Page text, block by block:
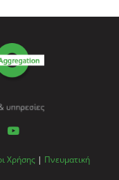
Χρήσης | Πνευματική